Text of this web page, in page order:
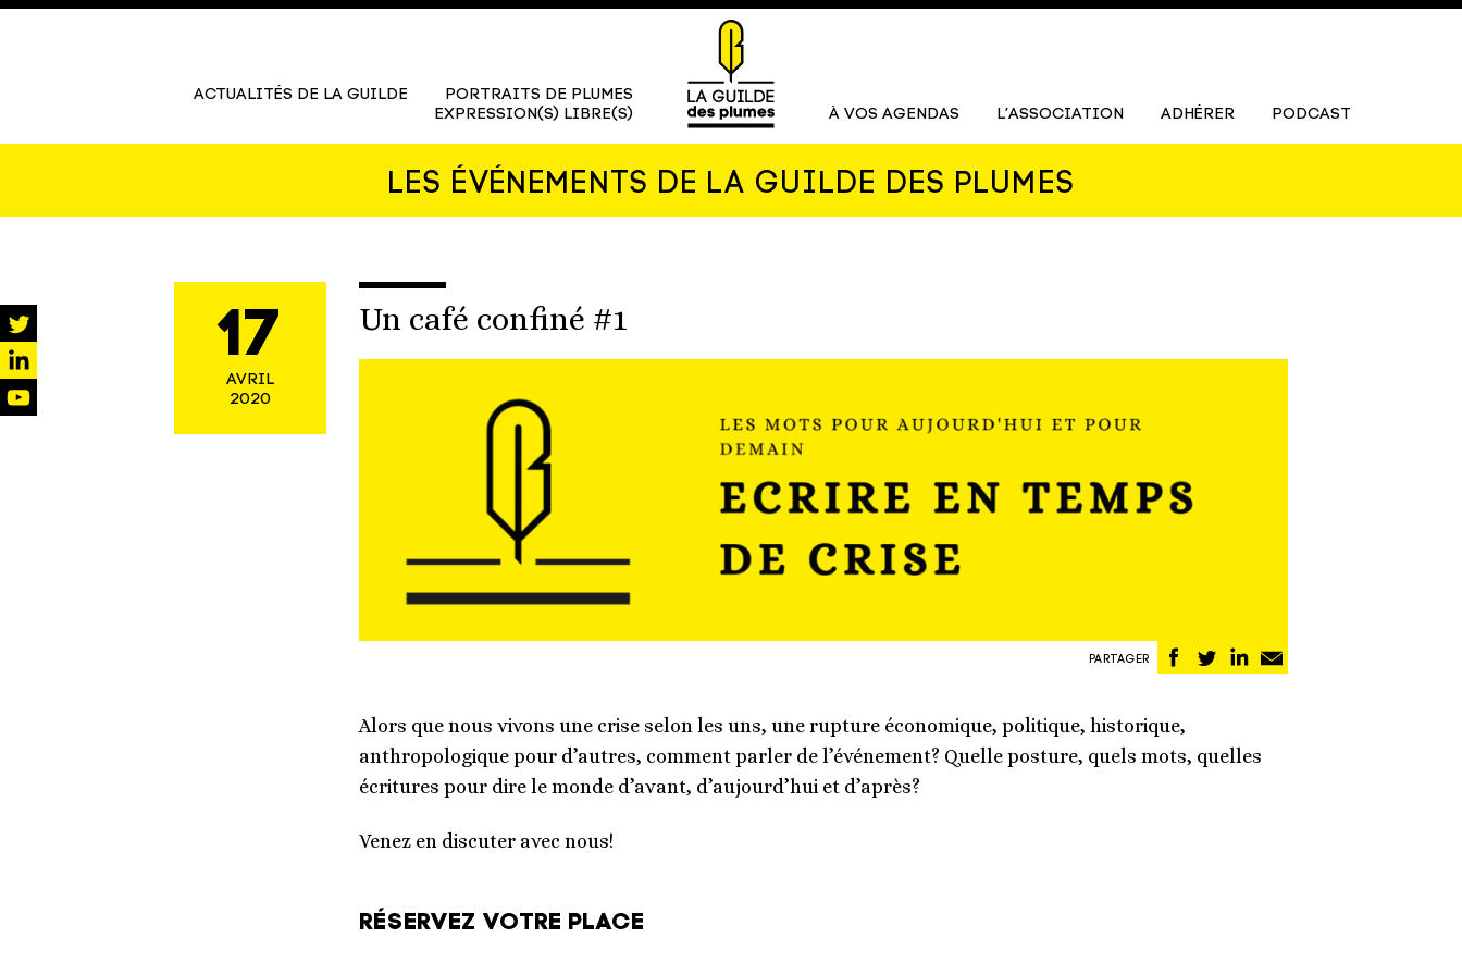
ACTUALITÉS DE LA GUILDE
PORTRAITS DE PLUMES
EXPRESSION(S) LIBRE(S)
À VOS AGENDAS L’ASSOCIATION ADHÉRER PODCAST
LES ÉVÉNEMENTS DE LA GUILDE DES PLUMES
17
AVRIL
2020
Un café confiné #1
PARTAGER
Partager
sur
Partager
sur
Partager
sur par
Alors que nous vivons une crise selon les uns, une rupture économique, politique, historique,
anthropologique pour d’autres, comment parler de l’événement? Quelle posture, quels mots, quelles
écritures pour dire le monde d’avant, d’aujourd’hui et d’après?
Venez en discuter avec nous!
RÉSERVEZ VOTRE PLACE
twitter
linkedin